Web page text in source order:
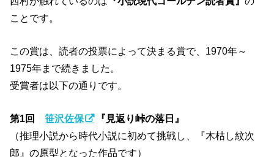
ことです。
この賞は、読者の投票によって決まる賞で、1970年～
1975年まで続きました。
受賞者は以下の通りです。
第1回笹沢佐保
『見返り峠の落日』
（推理小説から時代小説に初めて挑戦し、『木枯し紋次
郎』の原型となった作品です）